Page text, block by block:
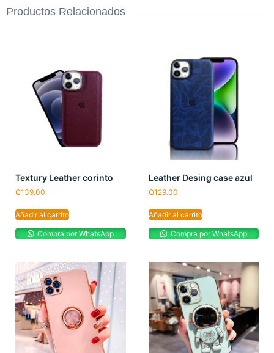
Productos Relacionados
Textury Leather corinto
Q139.00
Añadir al carrito
Compra por WhatsApp
Leather Desing case azul
Q129.00
Añadir al carrito
Compra por WhatsApp